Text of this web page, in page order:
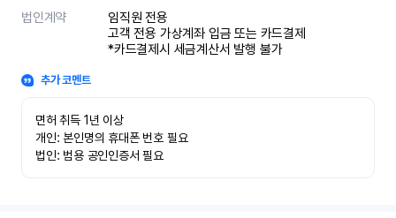
법인계약
임직원 전용
고객 전용 가상계좌 입금 또는 카드결제
*카드결제시 세금계산서 발행 불가
추가 코멘트
면허 취득 1년 이상
개인: 본인명의 휴대폰 번호 필요
법인: 범용 공인인증서 필요